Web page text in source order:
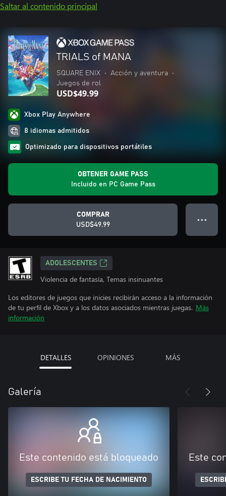
Saltar al contenido principal
TRIALS of MANA
SQUARE ENIX • Acción y aventura
•
Juegos de rol
USD$49.99
Xbox Play Anywhere
8 idiomas admitidos
Optimizado para dispositivos portátiles
OBTENER GAME PASS
Incluido en PC Game Pass
COMPRAR
USD$49.99
● ● ●
ADOLESCENTES
Violencia de fantasía, Temas insinuantes
Los editores de juegos que inicies recibirán acceso a la información
de tu perfil de Xbox y a los datos asociados mientras juegas. Más
información
DETALLES OPINIONES MÁS
Galería
Este contenido está bloqueado
ESCRIBE TU FECHA DE NACIMIENTO
Este